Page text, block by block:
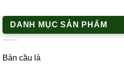
DANH MỤC SẢN PHẨM
Bàn cầu là